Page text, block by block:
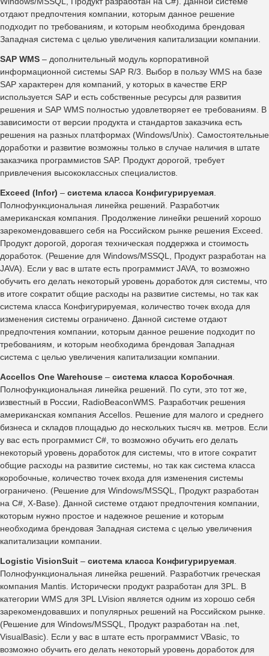
отдают предпочтения компании, которым данное решение
подходит по требованиям, и которым необходима брендовая
Западная система с целью увеличения капитализации компании.
SAP WMS – дополнительный модуль корпоративной
информационной системы SAP R/3. Выбор в пользу WMS на базе
SAP характерен для компаний, у которых в качестве ERP
используется SAP и есть собственные ресурсы для развития
решения и SAP WMS полностью удовлетворяет ее требованиям. В
зависимости от версии продукта и стандартов заказчика есть
решения на разных платформах (Windows/Unix). Самостоятельные
доработки и развитие возможны только в случае наличия в штате
заказчика программистов SAP. Продукт дорогой, требует
привлечения высококлассных специалистов.
Exceed (Infor) – система класса Конфигурируемая
Полнофункциональная линейка решений. Разработчик
американская компания. Продолжение линейки решений хорошо
зарекомендовавшего себя на Российском рынке решения Exceed.
Продукт дорогой, дорогая техническая поддержка и стоимость
доработок. (Решение для Windows/MSSQL, Продукт разработан на
JAVA). Если у вас в штате есть программист JAVA, то возможно
обучить его делать некоторый уровень доработок для системы, что
в итоге сократит общие расходы на развитие системы, но так как
система класса Конфигурируемая, количество точек входа для
изменения системы ограничено. Данной системе отдают
предпочтения компании, которым данное решение подходит по
требованиям, и которым необходима брендовая Западная
система с целью увеличения капитализации компании.
Accellos One Warehouse – система класса Коробочная
Полнофункциональная линейка решений. По сути, это тот же,
известный в России, RadioBeaconWMS. Разработчик решения
американская компания Accellos. Решение для малого и среднего
бизнеса и складов площадью до нескольких тысяч кв. метров. Если
у вас есть программист С#, то возможно обучить его делать
некоторый уровень доработок для системы, что в итоге сократит
общие расходы на развитие системы, но так как система класса
коробочные, количество точек входа для изменения системы
ограничено. (Решение для Windows/MSSQL, Продукт разработан
на С#, X-Base). Данной системе отдают предпочтения компании,
которым нужно простое и надежное решение и которым
необходима брендовая Западная система с целью увеличения
капитализации компании.
Logistic VisionSuit – система класса Конфигурируемая
Полнофункциональная линейка решений. Разработчик греческая
компания Mantis. Исторически продукт разработан для 3PL. В
категории WMS для 3PL LVision является одним из хорошо себя
зарекомендовавших и популярных решений на Российском рынке.
(Решение для Windows/MSSQL, Продукт разработан на .net,
VisualBasic). Если у вас в штате есть программист VBasic, то
возможно обучить его делать некоторый уровень доработок для